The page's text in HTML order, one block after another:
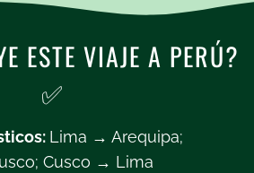
ESTE VIAJE A PERÚ?
✅
Lima → Arequipa;
Cusco → Lima